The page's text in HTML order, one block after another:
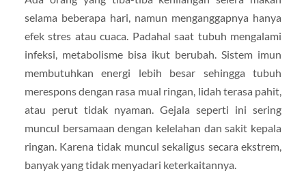
selama beberapa hari, namun menganggapnya hanya
efek stres atau cuaca. Padahal saat tubuh mengalami
infeksi, metabolisme bisa ikut berubah. Sistem imun
membutuhkan energi lebih besar sehingga tubuh
merespons dengan rasa mual ringan, lidah terasa pahit,
atau perut tidak nyaman. Gejala seperti ini sering
muncul bersamaan dengan kelelahan dan sakit kepala
ringan. Karena tidak muncul sekaligus secara ekstrem,
banyak yang tidak menyadari keterkaitannya.